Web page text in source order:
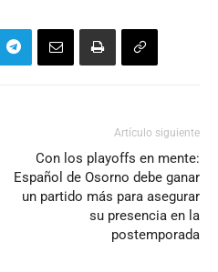
Artículo siguiente
Con los playoffs en mente:
Español de Osorno debe ganar
un partido más para asegurar
su presencia en la
postemporada